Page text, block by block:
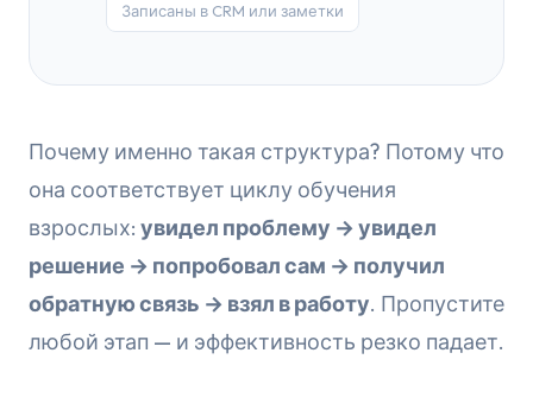
Записаны в CRM или заметки
Почему именно такая структура? Потому что
она соответствует циклу обучения
взрослых: увидел проблему → увидел
решение → попробовал сам → получил
обратную связь → взял в работу. Пропустите
любой этап — и эффективность резко падает.